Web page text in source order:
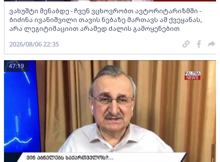
ვახუშტი მენაბდე - ჩვენ ვცხოვრობთ ავტორიტარიზმში -
ბიძინა ივანიშვილი თავის ნებაზე მართავს ამ ქვეყანას,
არა ლეგიტიმაციით არამედ ძალის გამოყენებით
2026/08/06 22:35
47:19